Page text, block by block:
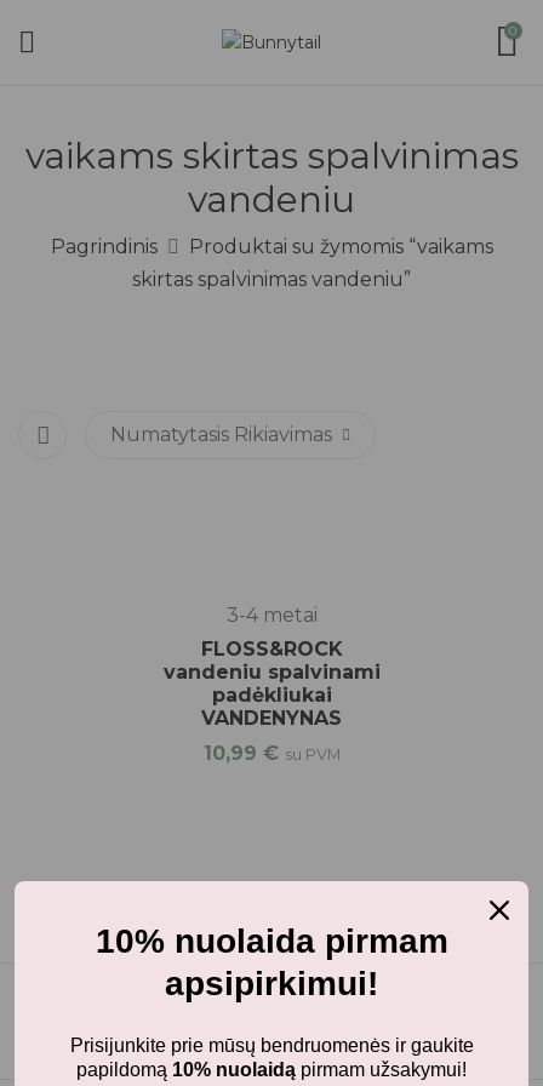
0
vaikams skirtas spalvinimas
vandeniu
Pagrindinis
Produktai su žymomis “vaikams
skirtas spalvinimas vandeniu”
Numatytasis Rikiavimas
3-4 metai
FLOSS&ROCK
vandeniu spalvinami
padėkliukai
VANDENYNAS
10,99 € su PVM
10% nuolaida pirmam
apsipirkimui!
Prisijunkite prie mūsų bendruomenės ir gaukite
papildomą 10% nuolaidą pirmam užsakymui!